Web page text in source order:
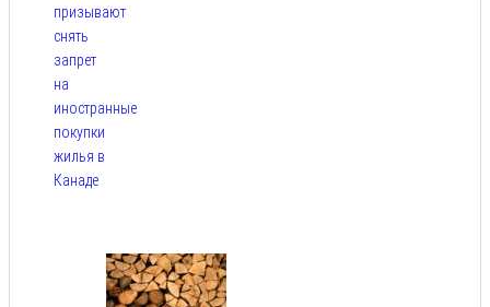
призывают
снять
запрет
на
иностранные
покупки
жилья в
Канаде